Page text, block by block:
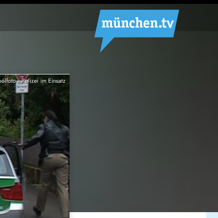
- Polizei im Einsatz